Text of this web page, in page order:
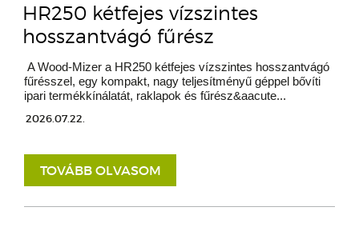
HR250 kétfejes vízszintes
hosszantvágó fűrész
A Wood-Mizer a HR250 kétfejes vízszintes hosszantvágó
fűrésszel, egy kompakt, nagy teljesítményű géppel bővíti
ipari termékkínálatát, raklapok és fűrész&aacute...
2026.07.22.
TOVÁBB OLVASOM